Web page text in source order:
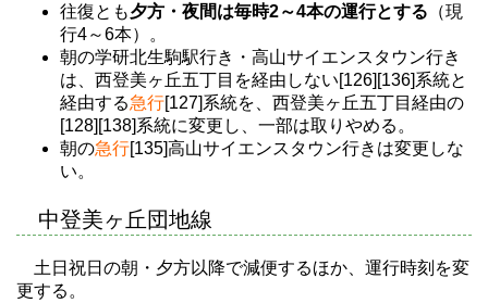
往復とも夕方・夜間は毎時2～4本の運行とする （現
行4～6本）。
朝の学研北生駒駅行き・高山サイエンスタウン行き
は、西登美ヶ丘五丁目を経由しない[126][136]系統と
経由する急行[127]系統を、西登美ヶ丘五丁目経由の
[128][138]系統に変更し、一部は取りやめる。
朝の急行[135]高山サイエンスタウン行きは変更しな
い。
中登美ヶ丘団地線
土日祝日の朝・夕方以降で減便するほか、運行時刻を変
更する。